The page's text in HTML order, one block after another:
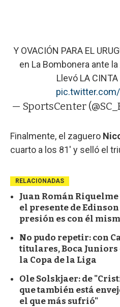
Y OVACIÓN PARA EL
en La Bombonera ante
Llevó LA CINTA
— SportsCenter
Finalmente, el zaguero
cuarto a los 81' y selló el
RELACIONADAS
Juan Román
el presente de
presión es con él
No pudo repetir: con
titulares, Boca
la Copa de la Liga
Ole Solskjaer: de
que también está
el que más sufrió"